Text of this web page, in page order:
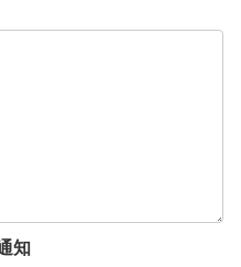
知